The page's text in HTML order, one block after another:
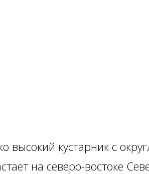
высокий кустарник с
на северо-востоке